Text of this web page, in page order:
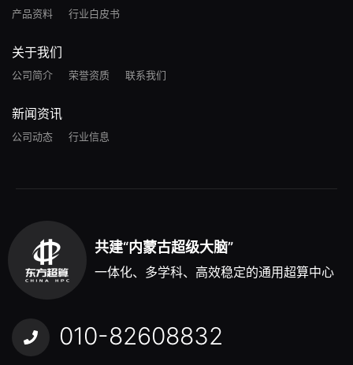
产品资料 行业白皮书
关于我们
公司简介 荣誉资质 联系我们
新闻资讯
公司动态 行业信息
共建“内蒙古超级大脑”
一体化、多学科、高效稳定的通用超算中心
010-82608832